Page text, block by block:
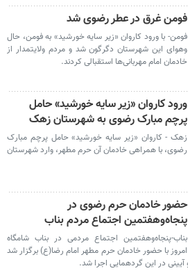
فومن غرق در عطر رضوی شد
فومن- با ورود کاروان «زیر سایه خورشید» به فومن، حال
وهوای این شهرستان دگرگون شد و مردم ولایتمدار از
خادمان امام مهربانی‌ها استقبالی کردند.
ورود کاروان «زیر سایه خورشید» حامل
پرچم مبارک رضوی به شهرستان زهک
زهک - کاروان «زیر سایه خورشید» حامل پرچم مبارک
رضوی، با همراهی خادمان آن حرم مطهر، وارد شهرستان
حضور خادمان حرم رضوی در
پنجاه‌وهفتمین اجتماع مردم بناب
بناب-پنجاه‌وهفتمین اجتماع مردمی در بناب شامگاه
امروز با حضور خادمان حرم مطهر امام رضا(ع) برگزار شد
آیینی در این گردهمایی اجرا شد.